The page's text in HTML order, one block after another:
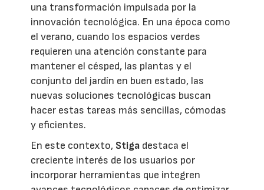
una transformación impulsada por la
innovación tecnológica. En una época como
el verano, cuando los espacios verdes
requieren una atención constante para
mantener el césped, las plantas y el
conjunto del jardín en buen estado, las
nuevas soluciones tecnológicas buscan
hacer estas tareas más sencillas, cómodas
y eficientes.
En este contexto, Stiga destaca el
creciente interés de los usuarios por
incorporar herramientas que integren